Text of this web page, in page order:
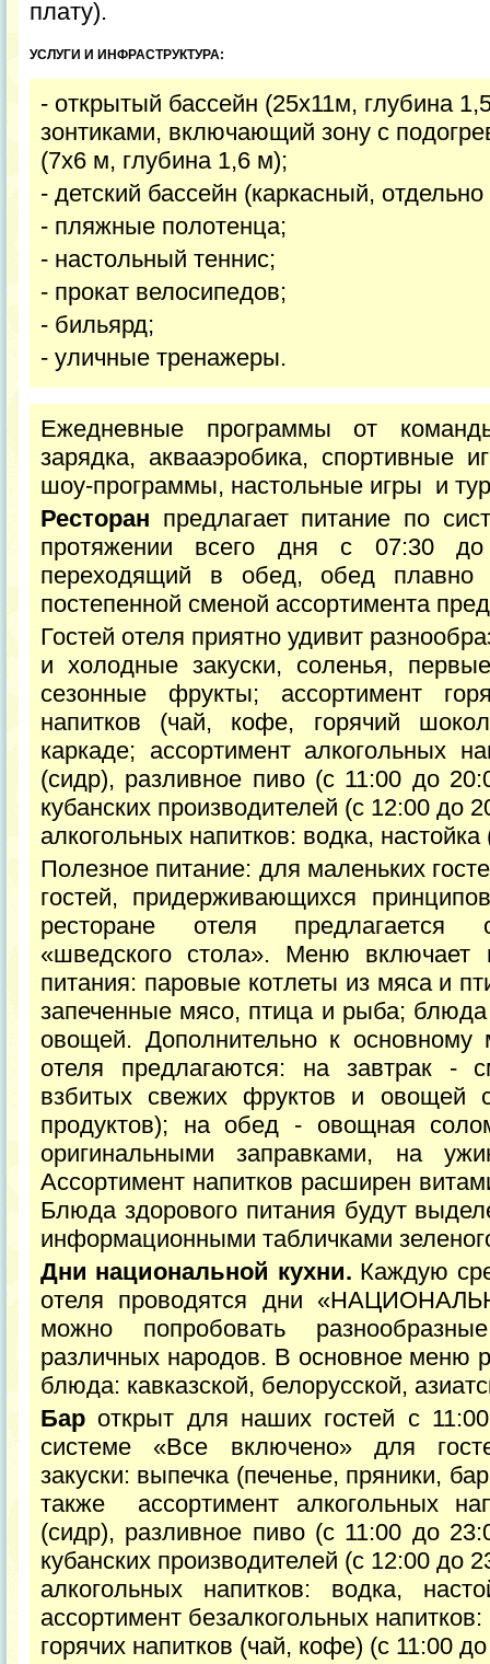
плату).
УСЛУГИ И ИНФРАСТРУКТУРА:
- открытый бассейн (25х11м, глубина
зонтиками, включающий зону с
(7х6 м, глубина 1,6 м);
- детский бассейн (каркасный,
- пляжные полотенца;
- настольный теннис;
- прокат велосипедов;
- бильярд;
- уличные тренажеры.
Ежедневные программы от
зарядка, аквааэробика, спортивные
шоу-программы, настольные игры и
Ресторан предлагает питание по
протяжении всего дня с 07:30
переходящий в обед, обед
постепенной сменой ассортимента
Гостей отеля приятно удивит
и холодные закуски, соленья,
сезонные фрукты; ассортимент
напитков (чай, кофе, горячий
каркаде; ассортимент алкогольных
(сидр), разливное пиво (с 11:00 до
кубанских производителей (с 12:00 до
алкогольных напитков: водка,
Полезное питание: для маленьких
гостей, придерживающихся
ресторане отеля предлагается
«шведского стола». Меню
питания: паровые котлеты из мяса и
запеченные мясо, птица и рыба;
овощей. Дополнительно к
отеля предлагаются: на завтрак -
взбитых свежих фруктов и овощей
продуктов); на обед - овощная
оригинальными заправками, на
Ассортимент напитков расширен
Блюда здорового питания будут
информационными табличками
Дни национальной кухни. Каждую
отеля проводятся дни
можно попробовать
различных народов. В основное меню
блюда: кавказской, белорусской,
Бар открыт для наших гостей с
системе «Все включено» для
закуски: выпечка (печенье, пряники,
также ассортимент алкогольных
(сидр), разливное пиво (с 11:00 до
кубанских производителей (с 12:00 до
алкогольных напитков: водка,
ассортимент безалкогольных
горячих напитков (чай, кофе) (с 11:00